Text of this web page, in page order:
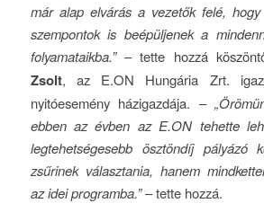
már alap elvárás a vezetők felé,
szempontok is beépüljenek a
folyamataikba.”– tette hozzá
Zsolt, az E.ON Hungária Zrt.
nyitóesemény házigazdája. –
ebben az évben az E.ON tehette
legtehetségesebb ösztöndíj
zsűrinek választania, hanem
az idei programba.”– tette hozzá.